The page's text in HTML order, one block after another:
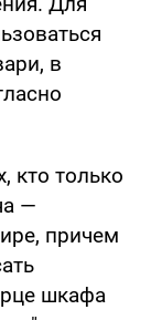
в
кто только
—
причем
шкафа